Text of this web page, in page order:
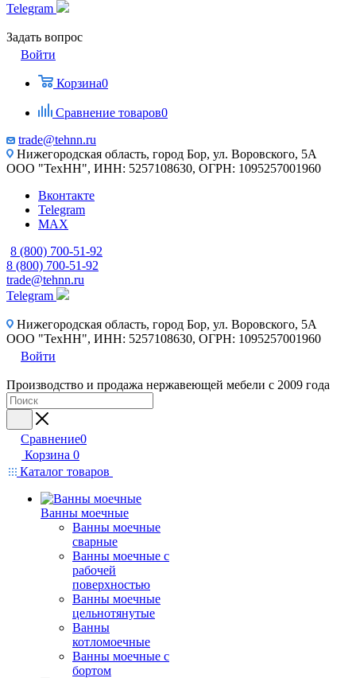
Telegram
Задать вопрос
Войти
Корзина0
Сравнение товаров0
trade@tehnn.ru
Нижегородская область, город Бор, ул. Воровского, 5А
ООО "ТехНН", ИНН: 5257108630, ОГРН: 1095257001960
Вконтакте
Telegram
MAX
8 (800) 700-51-92
8 (800) 700-51-92
trade@tehnn.ru
Telegram
Нижегородская область, город Бор, ул. Воровского, 5А
ООО "ТехНН", ИНН: 5257108630, ОГРН: 1095257001960
Войти
Производство и продажа нержавеющей мебели с 2009 года
Сравнение0
Корзина 0
Каталог товаров
Ванны моечные
Ванны моечные
сварные
Ванны моечные с
рабочей
поверхностью
Ванны моечные
цельнотянутые
Ванны
котломоечные
Ванны моечные с
бортом